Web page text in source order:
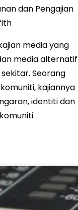
dan Pengajian
media yang
media alternatif
Seorang
kajiannya
identiti dan